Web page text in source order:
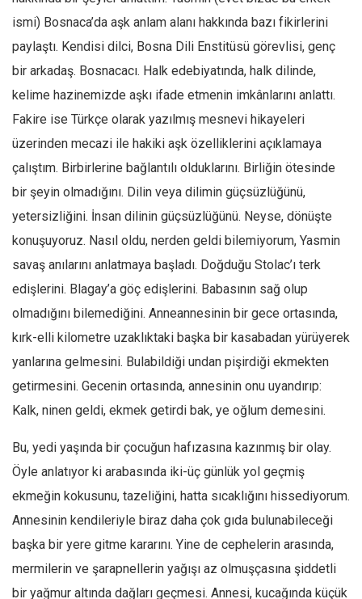
Editörden
Yazarlar
Kemal Özer
Yvonne Ridley
Barış Tarımcıoğlu
Ömer Kayani
Yusuf Armağan
Hasanali Yıldırım
Leyla Şerif Emin
Selçuk Türkyılmaz
Mehmet Ali Tekin
Bağdagül Öz
» Yazar arşivi
Tüm Sayılar
Kategoriler
Kültür Sanat
ismi) Bosnaca’da aşk anlam alanı hakkında bazı fikirlerini
paylaştı. Kendisi dilci, Bosna Dili Enstitüsü görevlisi, genç
bir arkadaş. Bosnacacı. Halk edebiyatında, halk dilinde,
kelime hazinemizde aşkı ifade etmenin imkânlarını anlattı.
Fakire ise Türkçe olarak yazılmış mesnevi hikayeleri
üzerinden mecazi ile hakiki aşk özelliklerini açıklamaya
çalıştım. Birbirlerine bağlantılı olduklarını. Birliğin ötesinde
bir şeyin olmadığını. Dilin veya dilimin güçsüzlüğünü,
yetersizliğini. İnsan dilinin güçsüzlüğünü. Neyse, dönüşte
konuşuyoruz. Nasıl oldu, nerden geldi bilemiyorum, Yasmin
savaş anılarını anlatmaya başladı. Doğduğu Stolac’ı terk
edişlerini. Blagay’a göç edişlerini. Babasının sağ olup
olmadığını bilemediğini. Anneannesinin bir gece ortasında,
kırk-elli kilometre uzaklıktaki başka bir kasabadan yürüyerek
yanlarına gelmesini. Bulabildiği undan pişirdiği ekmekten
getirmesini. Gecenin ortasında, annesinin onu uyandırıp:
Kalk, ninen geldi, ekmek getirdi bak, ye oğlum demesini.
Bu, yedi yaşında bir çocuğun hafızasına kazınmış bir olay.
Öyle anlatıyor ki arabasında iki-üç günlük yol geçmiş
ekmeğin kokusunu, tazeliğini, hatta sıcaklığını hissediyorum.
Annesinin kendileriyle biraz daha çok gıda bulunabileceği
başka bir yere gitme kararını. Yine de cephelerin arasında,
mermilerin ve şarapnellerin yağışı az olmuşçasına şiddetli
bir yağmur altında dağları geçmesi. Annesi, kucağında küçük